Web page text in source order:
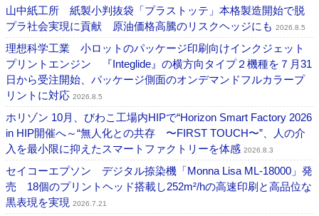
山中紙工所 紙製小判抜袋「プラストッテ」本格製造開始で脱
プラ社会実現に貢献 原油価格高騰のリスクヘッジにも 2026.8.5
理想科学工業 小ロットのパッケージ印刷向けインクジェット
プリントエンジン 『Integlide』の横方向タイプ２機種を７月31
日から受注開始、パッケージ側面のオンデマンドフルカラープ
リントに対応 2026.8.5
ホリゾン 10月、びわこ工場内HIPで“Horizon Smart Factory 2026
in HIP開催へ～“無人化との共存 〜FIRST TOUCH〜”、人の介
入を最小限に抑えたスマートファクトリーを体感 2026.8.3
セイコーエプソン デジタル捺染機「Monna Lisa ML-18000」発
売 18個のプリントヘッド搭載し252m²/hの高速印刷と高品位な
黒表現を実現 2026.7.21